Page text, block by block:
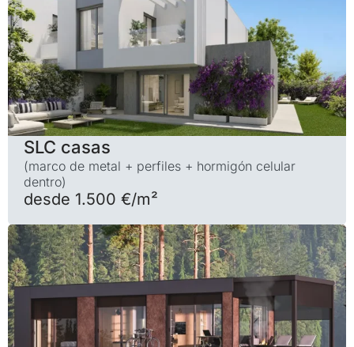
SLC casas
(marco de metal + perfiles + hormigón celular
dentro)
desde 1.500 €/m²